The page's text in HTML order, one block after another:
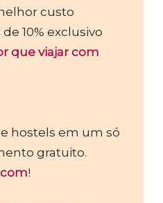
custo
10% exclusivo
que viajar com
hostels em um só
gratuito.
!